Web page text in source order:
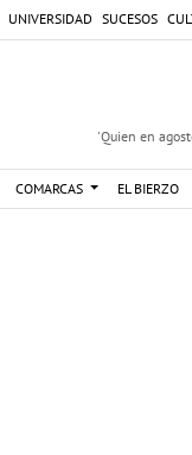
UNIVERSIDAD SUCESOS
'Quien en
COMARCAS EL BIERZO